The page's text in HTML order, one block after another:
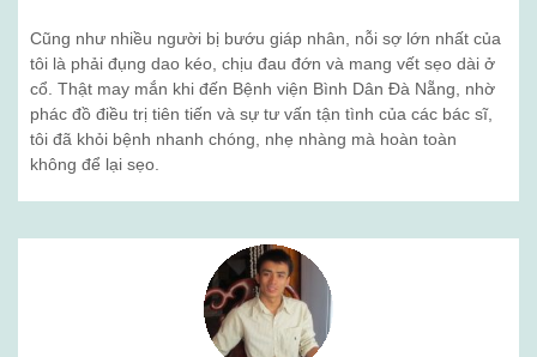
Cũng như nhiều người bị bướu giáp nhân, nỗi sợ lớn nhất của
tôi là phải đụng dao kéo, chịu đau đớn và mang vết sẹo dài ở
cổ. Thật may mắn khi đến Bệnh viện Bình Dân Đà Nẵng, nhờ
phác đồ điều trị tiên tiến và sự tư vấn tận tình của các bác sĩ,
tôi đã khỏi bệnh nhanh chóng, nhẹ nhàng mà hoàn toàn
không để lại sẹo.